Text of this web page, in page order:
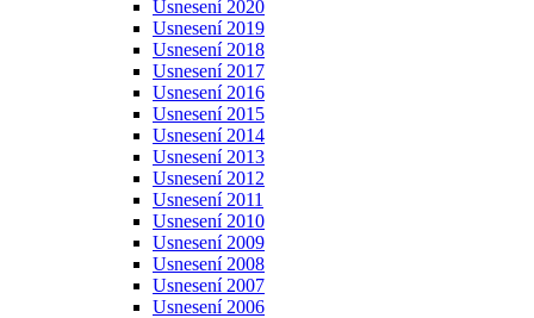
Usnesení 2020
Usnesení 2019
Usnesení 2018
Usnesení 2017
Usnesení 2016
Usnesení 2015
Usnesení 2014
Usnesení 2013
Usnesení 2012
Usnesení 2011
Usnesení 2010
Usnesení 2009
Usnesení 2008
Usnesení 2007
Usnesení 2006